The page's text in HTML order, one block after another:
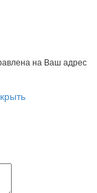
на Ваш адрес